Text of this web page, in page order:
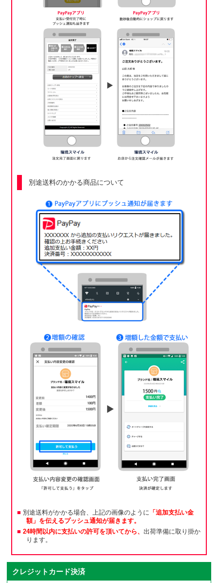
別途送料のかかる商品について
別途送料がかかる場合、上記の画像のように
「追加支払い金
額」を伝えるプッシュ通知が届きます。
24時間以内に支払いの許可を頂いてから、 出荷準備に取り掛か
ります。
クレジットカード決済